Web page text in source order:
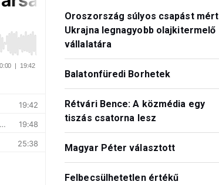
Oroszország súlyos csapást mért
Ukrajna legnagyobb olajkitermelő
vállalatára
Balatonfüredi Borhetek
Rétvári Bence: A közmédia egy
tiszás csatorna lesz
Magyar Péter választott
Felbecsülhetetlen értékű